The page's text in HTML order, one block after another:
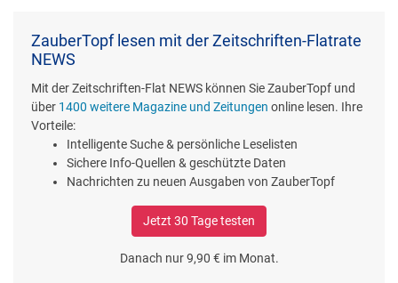
ZauberTopf lesen mit der Zeitschriften-Flatrate
NEWS
Mit der Zeitschriften-Flat NEWS können Sie ZauberTopf und
über 1400 weitere Magazine und Zeitungen online lesen. Ihre
Vorteile:
Intelligente Suche & persönliche Leselisten
Sichere Info-Quellen & geschützte Daten
Nachrichten zu neuen Ausgaben von ZauberTopf
Jetzt 30 Tage testen
Danach nur 9,90 € im Monat.